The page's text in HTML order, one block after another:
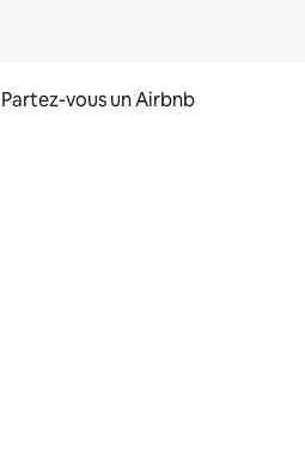
Partez-vous un Airbnb